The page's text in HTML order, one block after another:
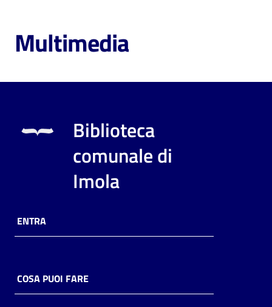
Cosa
puoi
Multimedia
Biblioteca
comunale di
Imola
ENTRA
COSA PUOI FARE